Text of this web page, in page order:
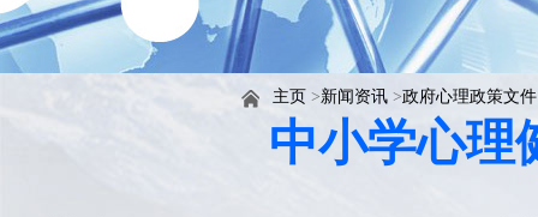
主页 >新闻资讯 >政府心理政策文件
中小学心理